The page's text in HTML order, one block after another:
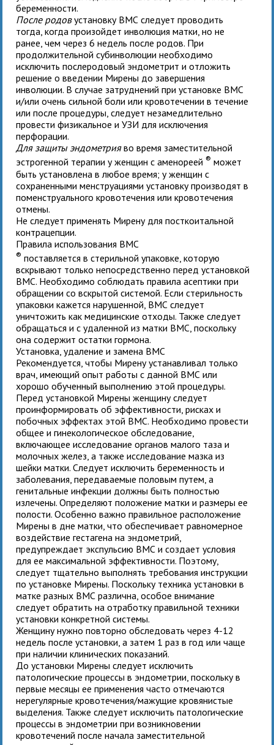
беременности.
После родовустановку ВМС следует проводить
тогда, когда произойдет инволюция матки, но не
ранее, чем через 6 недель после родов. При
продолжительной субинволюции необходимо
исключить послеродовый эндометрит и отложить
решение о введении Мирены до завершения
инволюции. В случае затруднений при установке ВМС
и/или очень сильной боли или кровотечении в течение
или после процедуры, следует незамедлительно
провести физикальное и УЗИ для исключения
перфорации.
Для защиты эндометрияво время заместительной
эстрогенной терапии у женщин с аменореей® может
быть установлена в любое время; у женщин с
сохраненными менструациями установку производят в
поменструального кровотечения или кровотечения
отмены.
Не следует применять Мирену для посткоитальной
контрацепции.
Правила использования ВМС
® поставляется в стерильной упаковке, которую
вскрывают только непосредственно перед установкой
ВМС. Необходимо соблюдать правила асептики при
обращении со вскрытой системой. Если стерильность
упаковки кажется нарушенной, ВМС следует
уничтожить как медицинские отходы. Также следует
обращаться и с удаленной из матки ВМС, поскольку
она содержит остатки гормона.
Установка, удаление и замена ВМС
Рекомендуется, чтобы Мирену устанавливал только
врач, имеющий опыт работы с данной ВМС или
хорошо обученный выполнению этой процедуры.
Перед установкой Мирены женщину следует
проинформировать об эффективности, рисках и
побочных эффектах этой ВМС. Необходимо провести
общее и гинекологическое обследование,
включающее исследование органов малого таза и
молочных желез, а также исследование мазка из
шейки матки. Следует исключить беременность и
заболевания, передаваемые половым путем, а
генитальные инфекции должны быть полностью
излечены. Определяют положение матки и размеры ее
полости. Особенно важно правильное расположение
Мирены в дне матки, что обеспечивает равномерное
воздействие гестагена на эндометрий,
предупреждает экспульсию ВМС и создает условия
для ее максимальной эффективности. Поэтому,
следует тщательно выполнять требования инструкции
по установке Мирены. Поскольку техника установки в
матке разных ВМС различна, особое внимание
следует обратить на отработку правильной техники
установки конкретной системы.
Женщину нужно повторно обследовать через 4-12
недель после установки, а затем 1 раз в год или чаще
при наличии клинических показаний.
До установки Мирены следует исключить
патологические процессы в эндометрии, поскольку в
первые месяцы ее применения часто отмечаются
нерегулярные кровотечения/мажущие кровянистые
выделения. Также следует исключить патологические
процессы в эндометрии при возникновении
кровотечений после начала заместительной